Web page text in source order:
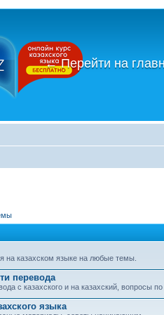
←Перейти на
на казахском языке на любые темы.
перевода
с казахского и на казахский, вопросы
языка